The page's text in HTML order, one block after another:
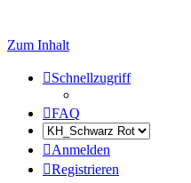
Zum Inhalt
Schnellzugriff
FAQ
Anmelden
Registrieren